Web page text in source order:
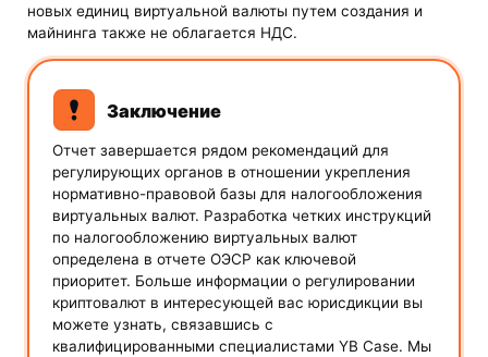
новых единиц виртуальной валюты путем создания и
майнинга также не облагается НДС.
Заключение
Отчет завершается рядом рекомендаций для
регулирующих органов в отношении укрепления
нормативно-правовой базы для налогообложения
виртуальных валют. Разработка четких инструкций
по налогообложению виртуальных валют
определена в отчете ОЭСР как ключевой
приоритет. Больше информации о регулировании
криптовалют в интересующей вас юрисдикции вы
можете узнать, связавшись с
квалифицированными специалистами YB Case. Мы